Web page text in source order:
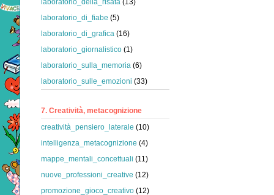
laboratorio_della_risata (13)
laboratorio_di_fiabe (5)
laboratorio_di_grafica (16)
laboratorio_giornalistico (1)
laboratorio_sulla_memoria (6)
laboratorio_sulle_emozioni (33)
7. Creatività, metacognizione
creatività_pensiero_laterale (10)
intelligenza_metacognizione (4)
mappe_mentali_concettuali (11)
nuove_professioni_creative (12)
promozione_gioco_creativo (12)